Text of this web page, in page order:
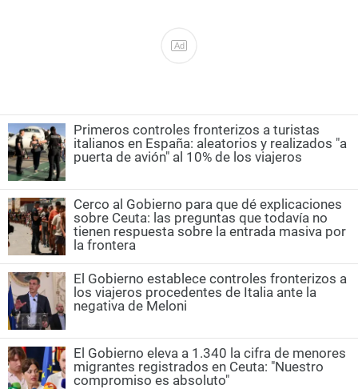
Ad
Primeros controles fronterizos a turistas
italianos en España: aleatorios y realizados "a
puerta de avión" al 10% de los viajeros
Cerco al Gobierno para que dé explicaciones
sobre Ceuta: las preguntas que todavía no
tienen respuesta sobre la entrada masiva por
la frontera
El Gobierno establece controles fronterizos a
los viajeros procedentes de Italia ante la
negativa de Meloni
El Gobierno eleva a 1.340 la cifra de menores
migrantes registrados en Ceuta: "Nuestro
compromiso es absoluto"